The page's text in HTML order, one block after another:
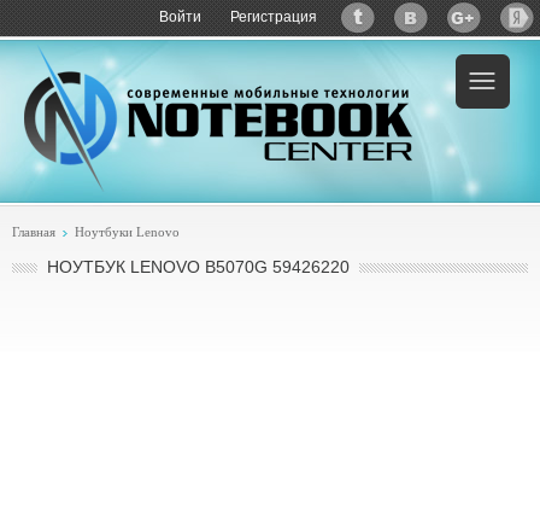
Войти Регистрация
Пример:купить Lenovo B5070G 59426220
Главная Ноутбуки Lenovo
НОУТБУК LENOVO B5070G 59426220